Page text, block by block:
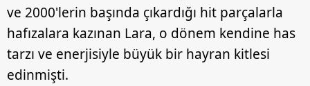
ve 2000'lerin başında çıkardığı hit parçalarla
hafızalara kazınan Lara, o dönem kendine has
tarzı ve enerjisiyle büyük bir hayran kitlesi
edinmişti.